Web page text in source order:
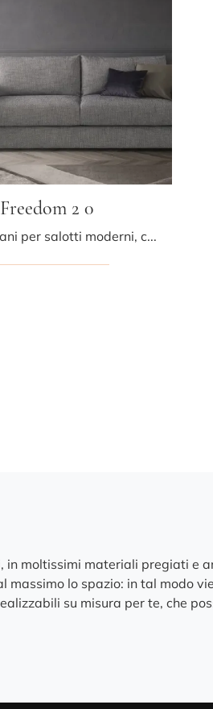
Freedom 2 0
Se vuoi divani per salotti moderni, clicca e leggi di più sul modello Freedom 2 0 in tessuto del brand Ditre Italia.
moltissimi materiali pregiati e
lo spazio: in tal modo
su misura per te, che